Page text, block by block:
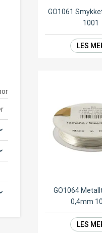
GO1061
1001
LES
GO1064
0,4mm
LES